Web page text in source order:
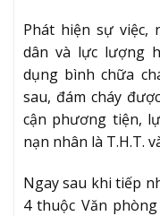
Phát hiện sự việc,
dân và lực lượng
dụng bình chữa
sau, đám cháy
cận phương tiện,
nạn nhân là T.H.T.
Ngay sau khi tiếp
4 thuộc Văn